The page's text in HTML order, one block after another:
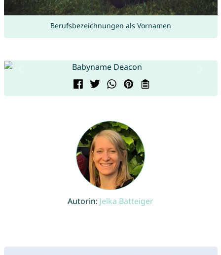
Berufsbezeichnungen als Vornamen
Autorin: Jelka Batteiger